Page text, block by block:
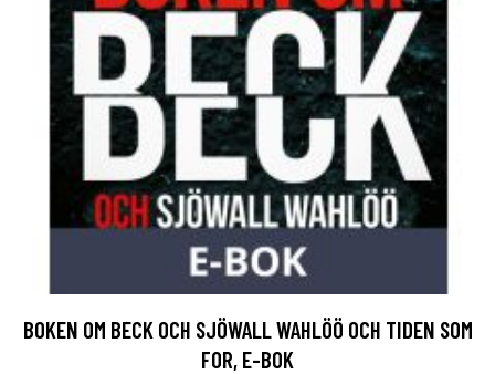
BOKEN OM BECK OCH SJÖWALL WAHLÖÖ OCH TIDEN SOM
FOR, E-BOK